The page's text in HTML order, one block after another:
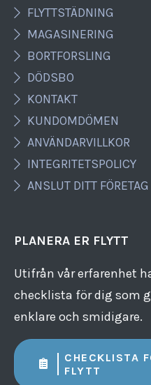
FLYTTSTÄDNING
MAGASINERING
BORTFORSLING
DÖDSBO
KONTAKT
KUNDOMDÖMEN
ANVÄNDARVILLKOR
INTEGRITETSPOLICY
ANSLUT DITT FÖRETAG
PLANERA ER FLYTT
Utifrån vår erfarenhet
checklista för dig som
enklare och smidigare.
CHECKLISTA
FLYTT